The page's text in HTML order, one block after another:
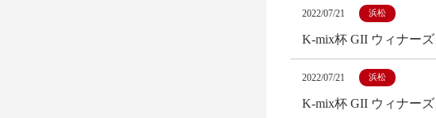
2022/07/21 浜松
K-mix杯 GII ウィナー
2022/07/21 浜松
K-mix杯 GII ウィナー